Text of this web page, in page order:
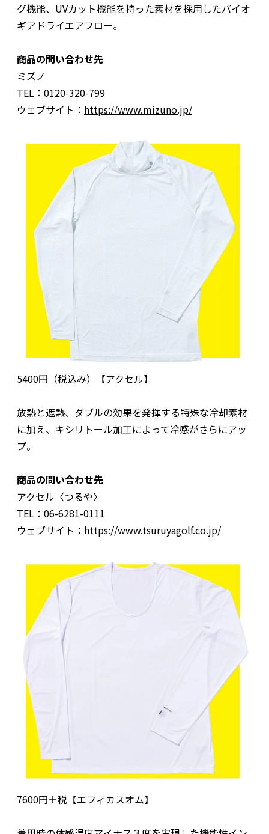
グ機能、UVカット機能を持った素材を採用したバイオ
ギアドライエアフロー。
商品の問い合わせ先
ミズノ
TEL：0120-320-799
ウェブサイト： https://www.mizuno.jp/
5400円（税込み）【アクセル】
放熱と遮熱、ダブルの効果を発揮する特殊な冷却素材
に加え、キシリトール加工によって冷感がさらにアッ
プ。
商品の問い合わせ先
アクセル〈つるや〉
TEL：06-6281-0111
ウェブサイト： https://www.tsuruyagolf.co.jp/
7600円＋税【エフィカスオム】